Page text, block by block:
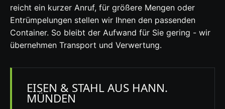
reicht ein kurzer Anruf, für größere Mengen oder
Entrümpelungen stellen wir Ihnen den passenden
Container. So bleibt der Aufwand für Sie gering - wir
übernehmen Transport und Verwertung.
EISEN & STAHL AUS HANN.
MÜNDEN